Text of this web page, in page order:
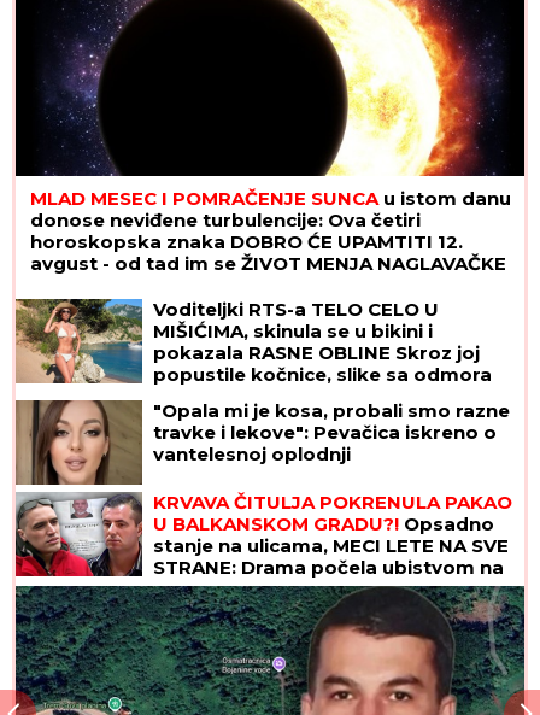
MLAD MESEC I POMRAČENJE SUNCAu istom danu
donose neviđene turbulencije: Ova četiri
horoskopska znaka DOBRO ĆE UPAMTITI 12.
avgust - od tad im se ŽIVOT MENJA NAGLAVAČKE
Voditeljki RTS-a TELO CELO U
MIŠIĆIMA, skinula se u bikini i
pokazala RASNE OBLINE Skroz joj
popustile kočnice, slike sa odmora
"Opala mi je kosa, probali smo razne
travke i lekove": Pevačica iskreno o
vantelesnoj oplodnji
KRVAVA ČITULJA POKRENULA PAKAO
U BALKANSKOM GRADU?! Opsadno
stanje na ulicama, MECI LETE NA SVE
STRANE: Drama počela ubistvom na
sastanku zbog duga Zviceru, onda je
usledio HAOS (FOTO)